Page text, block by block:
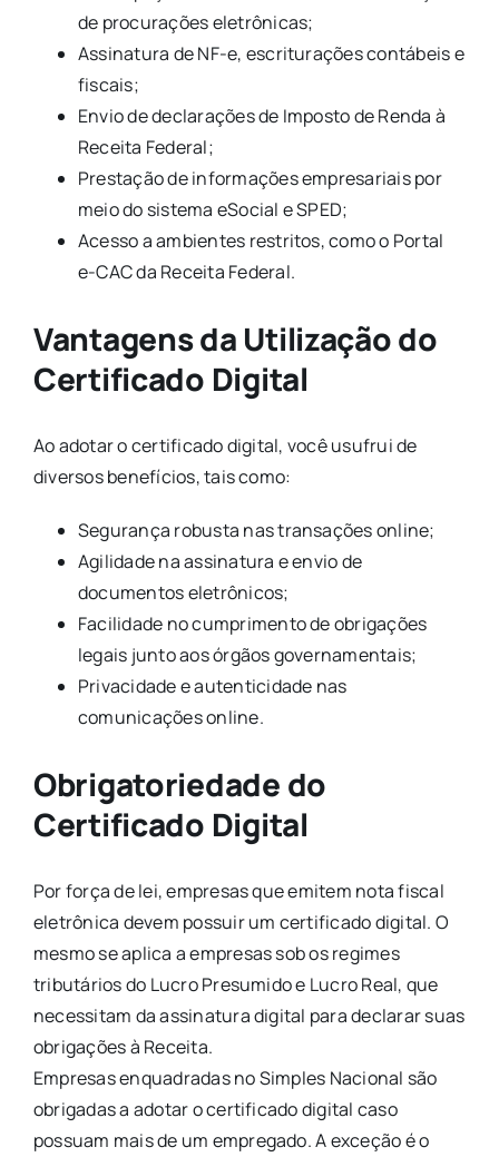
de procurações eletrônicas;
Assinatura de NF-e, escriturações contábeis e
fiscais;
Envio de declarações de Imposto de Renda à
Receita Federal;
Prestação de informações empresariais por
meio do sistema eSocial e SPED;
Acesso a ambientes restritos, como o Portal
e-CAC da Receita Federal.
Vantagens da Utilização do
Certificado Digital
Ao adotar o certificado digital, você usufrui de
diversos benefícios, tais como:
Segurança robusta nas transações online;
Agilidade na assinatura e envio de
documentos eletrônicos;
Facilidade no cumprimento de obrigações
legais junto aos órgãos governamentais;
Privacidade e autenticidade nas
comunicações online.
Obrigatoriedade do
Certificado Digital
Por força de lei, empresas que emitem nota fiscal
eletrônica devem possuir um certificado digital. O
mesmo se aplica a empresas sob os regimes
tributários do Lucro Presumido e Lucro Real, que
necessitam da assinatura digital para declarar suas
obrigações à Receita.
Empresas enquadradas no Simples Nacional são
obrigadas a adotar o certificado digital caso
possuam mais de um empregado. A exceção é o